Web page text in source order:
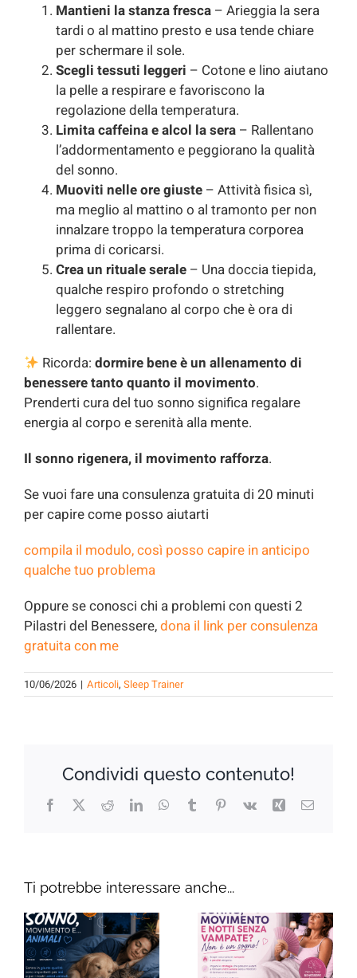
Mantieni la stanza fresca – Arieggia la sera
tardi o al mattino presto e usa tende chiare
per schermare il sole.
Scegli tessuti leggeri – Cotone e lino aiutano
la pelle a respirare e favoriscono la
regolazione della temperatura.
Limita caffeina e alcol la sera – Rallentano
l’addormentamento e peggiorano la qualità
del sonno.
Muoviti nelle ore giuste – Attività fisica sì,
ma meglio al mattino o al tramonto per non
innalzare troppo la temperatura corporea
prima di coricarsi.
Crea un rituale serale – Una doccia tiepida,
qualche respiro profondo o stretching
leggero segnalano al corpo che è ora di
rallentare.
Ricorda:dormire bene è un allenamento di
benessere tanto quanto il movimento.
Prenderti cura del tuo sonno significa regalare
energia al corpo e serenità alla mente.
Il sonno rigenera, il movimento rafforza.
Se vuoi fare una consulenza gratuita di 20 minuti
per capire come posso aiutarti
compila il modulo, così posso capire in anticipo
qualche tuo problema
Oppure se conosci chi a problemi con questi 2
Pilastri del Benessere,dona il link per consulenza
gratuita con me
10/06/2026 | Articoli, Sleep Trainer
Condividi questo contenuto!
Facebook
X RedditLinkedInWhatsApp
TumblrPinterest
Vk Xing Email
Ti potrebbe interessare anche...